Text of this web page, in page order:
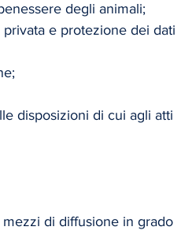
degli animali;
e protezione dei dati
disposizioni di cui agli atti
di diffusione in grado